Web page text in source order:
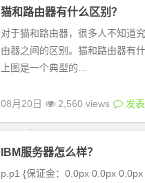
猫和路由器有什么区别？
对于猫和路由器，很多人不知道
由器之间的区别。猫和路由器有
上图是一个典型的...
08月20日 2,560 views 发
IBM服务器怎么样？
p.p1 {保证金：0.0px 0.0px